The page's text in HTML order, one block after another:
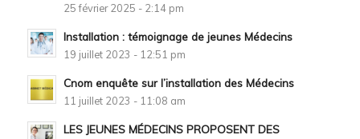
25 février 2025 - 2:14 pm
Installation : témoignage de jeunes Médecins
19 juillet 2023 - 12:51 pm
Cnom enquête sur l’installation des Médecins
11 juillet 2023 - 11:08 am
LES JEUNES MÉDECINS PROPOSENT DES